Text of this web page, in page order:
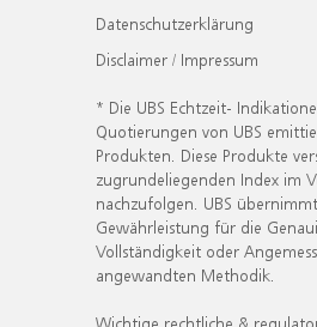
Datenschutzerklärung
Disclaimer / Impressum
* Die UBS Echtzeit-
Quotierungen von UBS
Produkten. Diese Produkte
zugrundeliegenden Index im
nachzufolgen. UBS
Gewährleistung für die
Vollständigkeit oder
angewandten Methodik.